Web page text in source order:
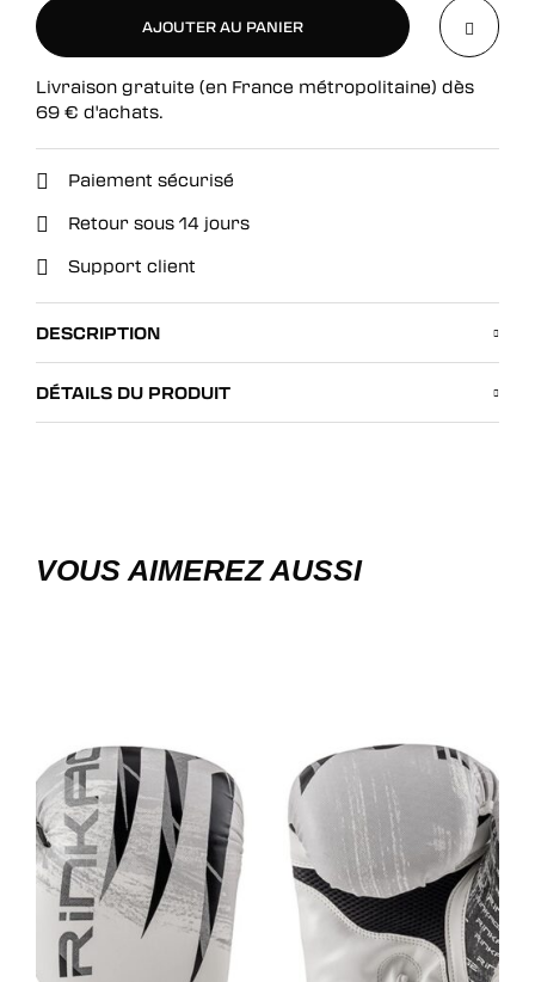
AJOUTER AU PANIER
AJOUTER AU PANIER
Livraison gratuite (en France métropolitaine) dès
69 € d'achats.
Paiement sécurisé
Retour sous 14 jours
Support client
DESCRIPTION
DÉTAILS DU PRODUIT
VOUS AIMEREZ AUSSI